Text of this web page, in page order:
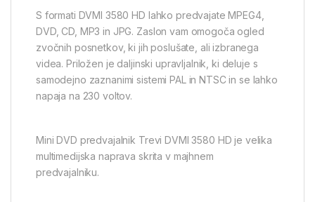
S formati DVMI 3580 HD lahko predvajate MPEG4,
DVD, CD, MP3 in JPG. Zaslon vam omogoča ogled
zvočnih posnetkov, ki jih poslušate, ali izbranega
videa. Priložen je daljinski upravljalnik, ki deluje s
samodejno zaznanimi sistemi PAL in NTSC in se lahko
napaja na 230 voltov.
Mini DVD predvajalnik Trevi DVMI 3580 HD je velika
multimedijska naprava skrita v majhnem
predvajalniku.